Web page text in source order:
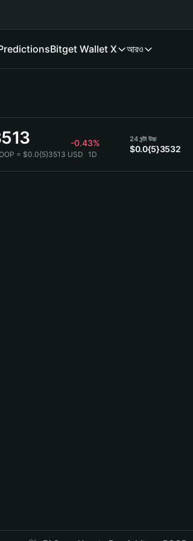
Bitget Wallet X আরও
-0.43%
= $0.0{5}3513 USD 1D
24 ঘন্টা উচ্চ
$0.0{5}3532